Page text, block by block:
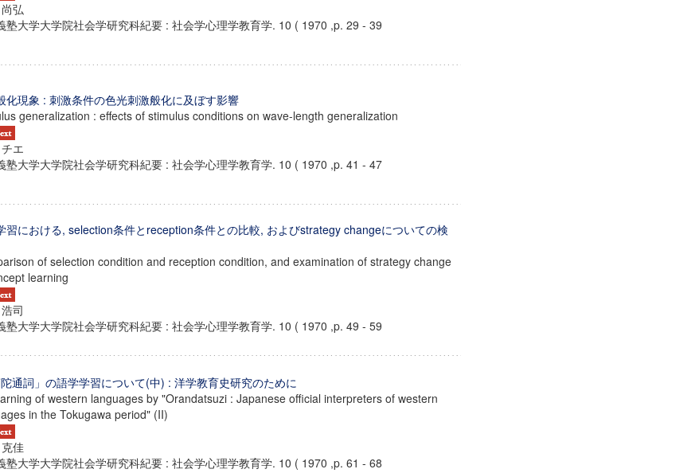
育研究センター
育研究拠点
エンス」
弘
塾大学大学院社会学研究科紀要 : 社会学心理学教育学. 10 ( 1970 ,p. 29 - 39
化現象 : 刺激条件の色光刺激般化に及ぼす影響
generalization : effects of stimulus conditions on wave-length generalization
エ
塾大学大学院社会学研究科紀要 : 社会学心理学教育学. 10 ( 1970 ,p. 41 - 47
習における, selection条件とreception条件との比較, およびstrategy changeについての検
of selection condition and reception condition, and examination of strategy change
learning
司
塾大学大学院社会学研究科紀要 : 社会学心理学教育学. 10 ( 1970 ,p. 49 - 59
通詞」の語学学習について(中) : 洋学教育史研究のために
of western languages by "Orandatsuzi : Japanese official interpreters of western
in the Tokugawa period" (II)
佳
塾大学大学院社会学研究科紀要 : 社会学心理学教育学. 10 ( 1970 ,p. 61 - 68